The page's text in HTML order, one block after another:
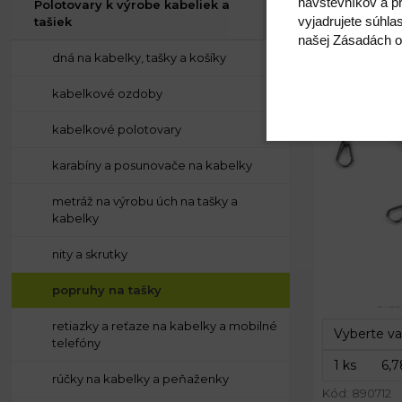
Polotovary k výrobe kabeliek a
tašiek
dná na kabelky, tašky a košíky
kabelkové ozdoby
kabelkové polotovary
karabíny a posunovače na kabelky
metráž na výrobu úch na tašky a
kabelky
nity a skrutky
popruhy na tašky
retiazky a reťaze na kabelky a mobilné
telefóny
rúčky na kabelky a peňaženky
Kód: 890712
vyjadrujete
našej Zásadách